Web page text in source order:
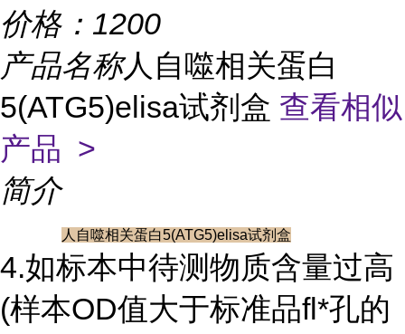
价格： 1200
产品名称人自噬相关蛋白
5(ATG5)elisa试剂盒 查看相似
产品 >
简介
人自噬相关蛋白5(ATG5)elisa试剂盒
4.如标本中待测物质含量过高
(样本OD值大于标准品fl*孔的